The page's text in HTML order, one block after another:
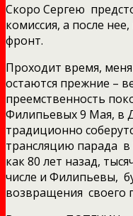
Скоро Сергею
комиссия, а после
фронт.
Проходит время,
остаются прежние –
преемственность
Филипьевых 9 Мая, в
традиционно
трансляцию парада
как 80 лет назад,
числе и Филипьевы,
возвращения своего